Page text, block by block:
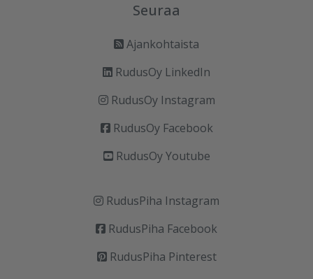
Seuraa
Ajankohtaista
RudusOy LinkedIn
RudusOy Instagram
RudusOy Facebook
RudusOy Youtube
RudusPiha Instagram
RudusPiha Facebook
RudusPiha Pinterest